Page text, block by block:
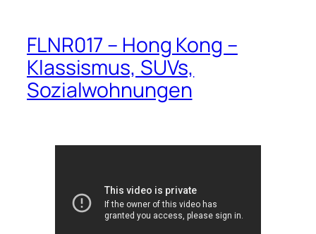
FLNR017 – Hong Kong –
Klassismus, SUVs,
Sozialwohnungen